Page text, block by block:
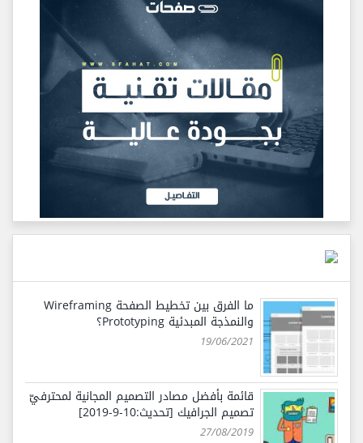
ما الفرق بين تخطيط الصفحة Wireframing
والنمذجة المبدئية Prototyping؟
19/06/2021
قائمة بأفضل مصادر التصميم المجانية لمحترفيّ
تصميم الجرافيك [تحديث:10-9-2019]
27/08/2019